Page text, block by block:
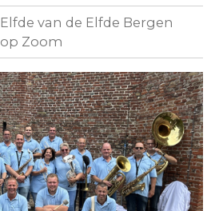
Elfde van de Elfde Bergen
op Zoom